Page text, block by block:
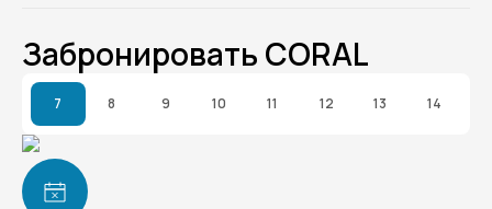
Забронировать CORAL
7 8 9 10 11 12 13 14